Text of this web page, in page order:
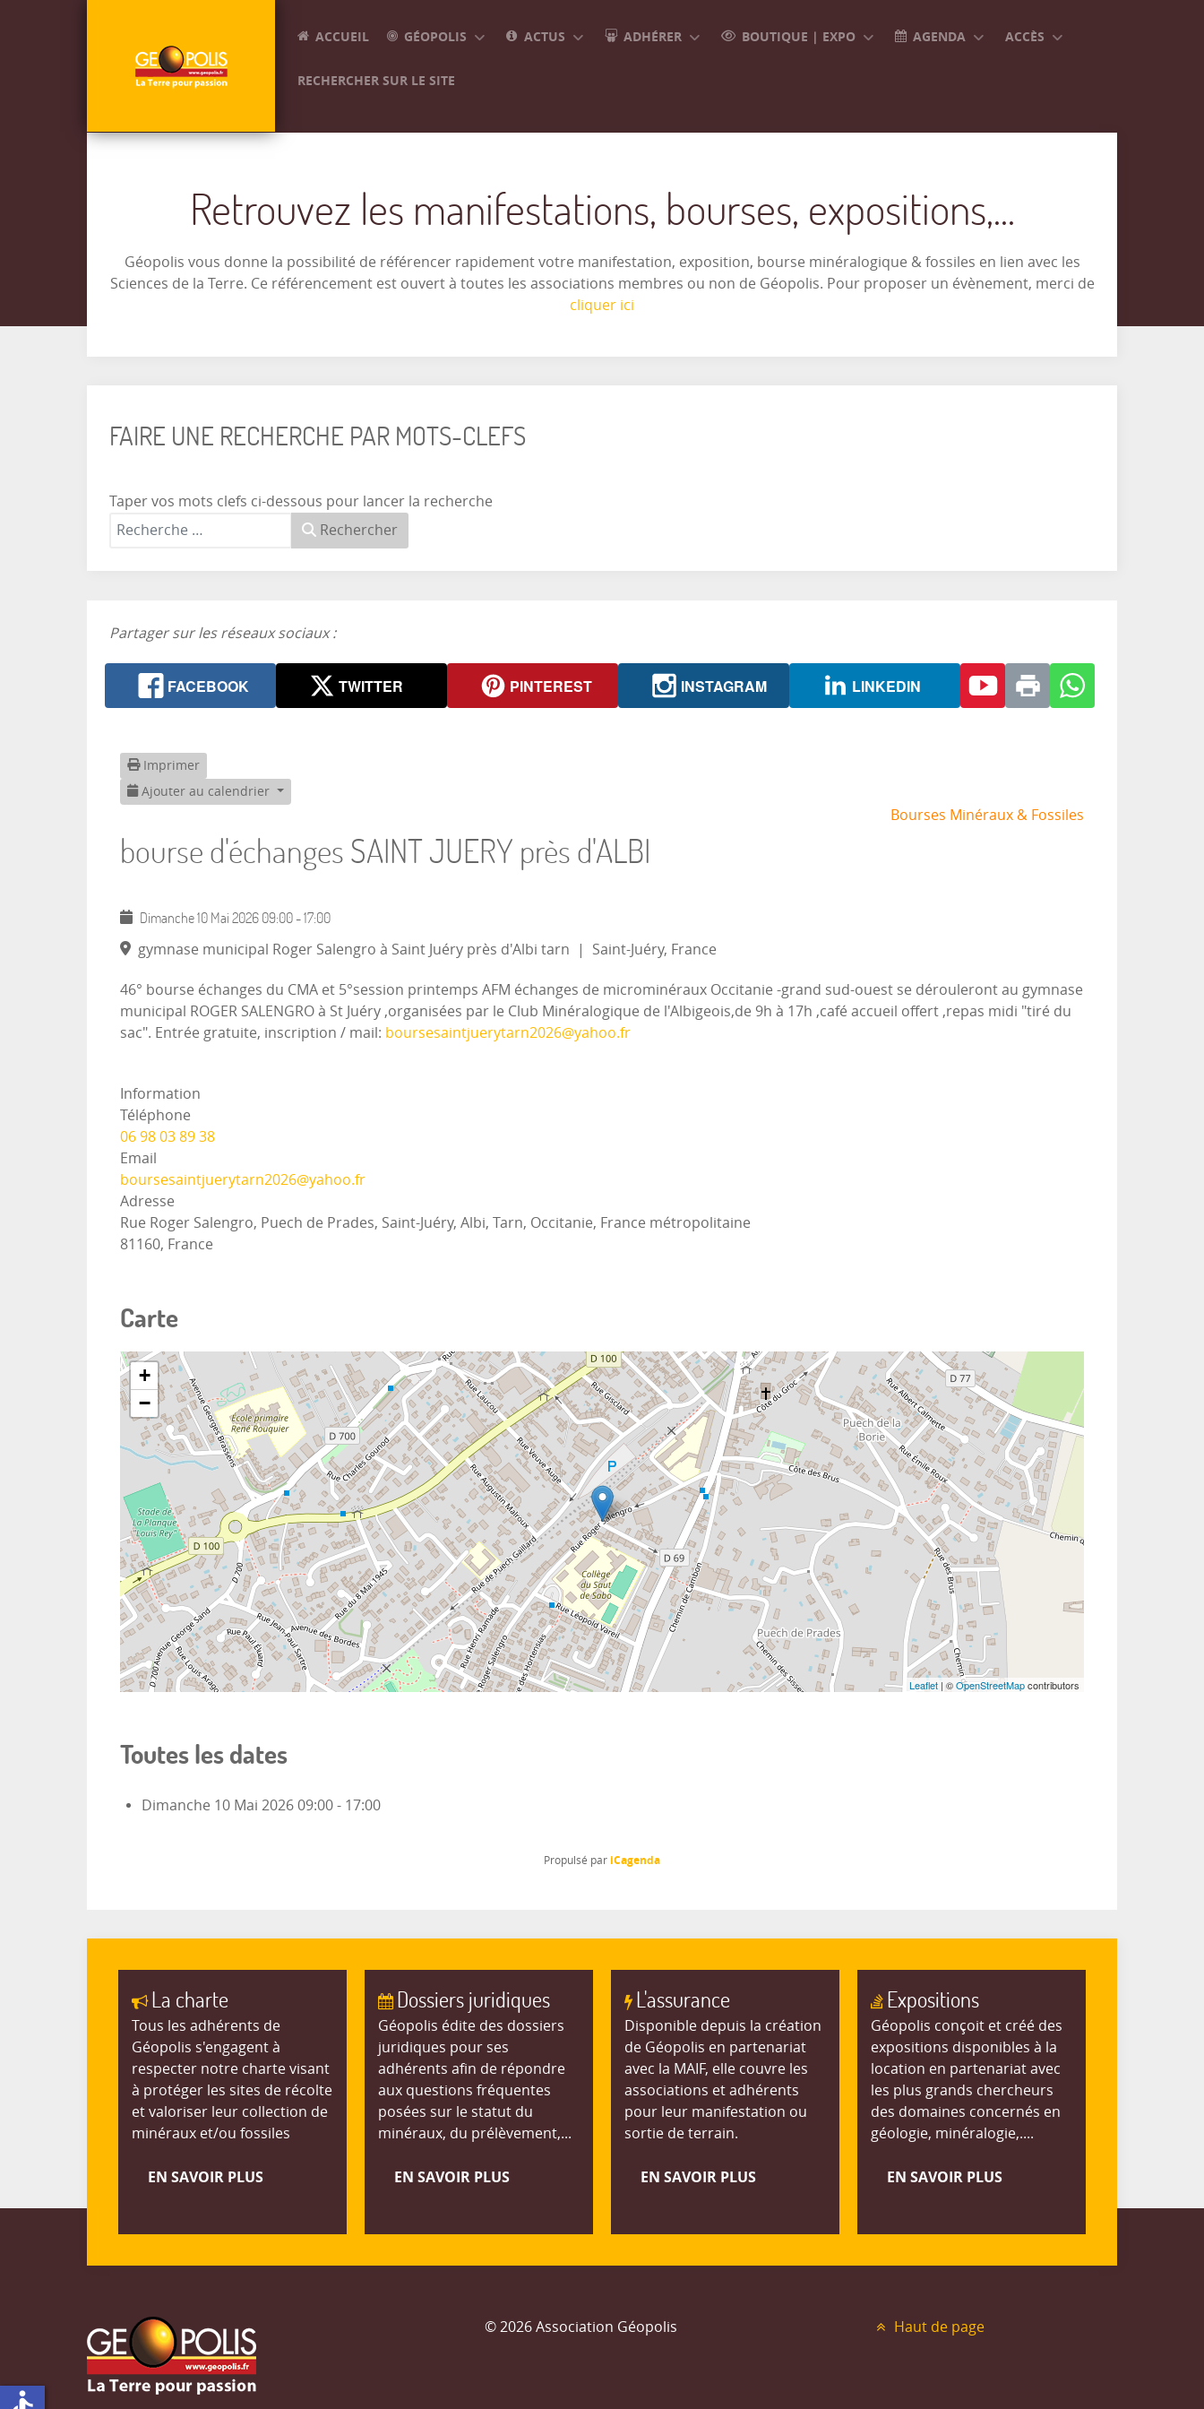
ACCUEIL GÉOPOLIS ACTUS ADHÉRER BOUTIQUE | EXPO AGENDA ACCÈS
RECHERCHER SUR LE SITE
Retrouvez les manifestations, bourses, expositions,...
Géopolis vous donne la possibilité de référencer rapidement votre manifestation, exposition, bourse minéralogique & fossiles en lien avec les
Sciences de la Terre. Ce référencement est ouvert à toutes les associations membres ou non de Géopolis. Pour proposer un évènement, merci de
cliquer ici
FAIRE UNE RECHERCHE PAR MOTS-CLEFS
Taper vos mots clefs ci-dessous pour lancer la recherche
Rechercher
Partager sur les réseaux sociaux :
FACEBOOK TWITTER PINTEREST INSTAGRAM LINKEDIN
Imprimer
Ajouter au calendrier
bourse d'échanges SAINT JUERY près d'ALBI
Bourses Minéraux & Fossiles
Dimanche 10 Mai 2026 09:00 -17:00
gymnase municipal Roger Salengro à Saint Juéry près d'Albi tarn | Saint-Juéry, France
46° bourse échanges du CMA et 5°session printemps AFM échanges de microminéraux Occitanie -grand sud-ouest se dérouleront au gymnase
municipal ROGER SALENGRO à St Juéry ,organisées par le Club Minéralogique de l'Albigeois,de 9h à 17h ,café accueil offert ,repas midi "tiré du
sac". Entrée gratuite, inscription / mail: boursesaintjuerytarn2026@yahoo.fr
Information
Téléphone
06 98 03 89 38
Email
boursesaintjuerytarn2026@yahoo.fr
Adresse
Rue Roger Salengro, Puech de Prades, Saint-Juéry, Albi, Tarn, Occitanie, France métropolitaine
81160, France
Carte
+
−
Leaflet | ©OpenStreetMapcontributors
Toutes les dates
Dimanche 10 Mai 2026 09:00 - 17:00
Propulsé par iCagenda
La charte
Tous les adhérents de
Géopolis s'engagent à
respecter notre charte visant
à protéger les sites de récolte
et valoriser leur collection de
minéraux et/ou fossiles
EN SAVOIR PLUS
Dossiers juridiques
Géopolis édite des dossiers
juridiques pour ses
adhérents afin de répondre
aux questions fréquentes
posées sur le statut du
minéraux, du prélèvement,...
EN SAVOIR PLUS
L'assurance
Disponible depuis la création
de Géopolis en partenariat
avec la MAIF, elle couvre les
associations et adhérents
pour leur manifestation ou
sortie de terrain.
EN SAVOIR PLUS
Expositions
Géopolis conçoit et créé des
expositions disponibles à la
location en partenariat avec
les plus grands chercheurs
des domaines concernés en
géologie, minéralogie,....
EN SAVOIR PLUS
© 2026 Association Géopolis Haut de page